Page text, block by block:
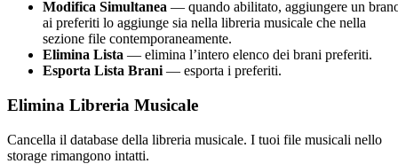
Modifica Simultanea — quando abilitato, aggiungere un
ai preferiti lo aggiunge sia nella libreria musicale che nella
sezione file contemporaneamente.
Elimina Lista — elimina l’intero elenco dei brani preferiti.
Esporta Lista Brani — esporta i preferiti.
Elimina Libreria Musicale
Cancella il database della libreria musicale. I tuoi file musicali nello
storage rimangono intatti.